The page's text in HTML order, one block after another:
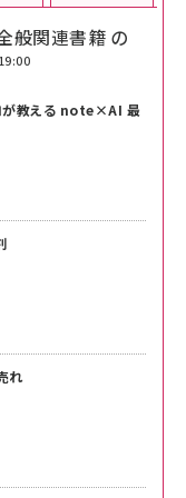
般関連書籍 の
が教える note×AI 最
れ